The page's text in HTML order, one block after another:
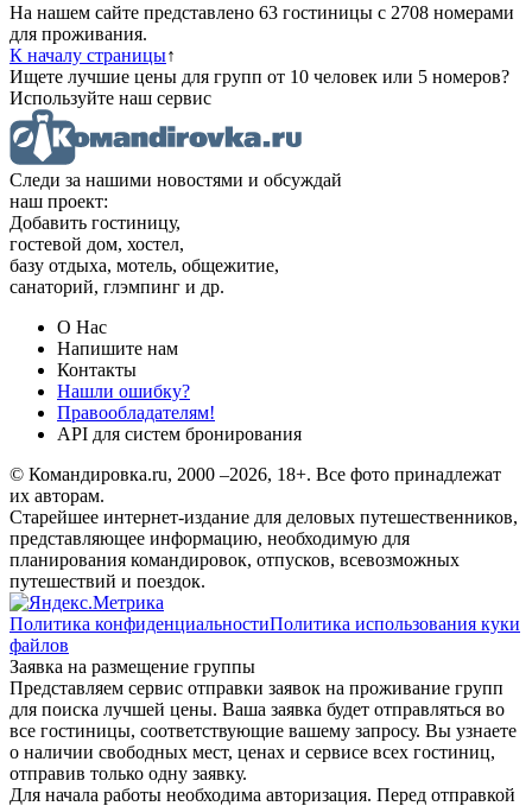
На нашем сайте представлено 63 гостиницы с 2708 номерами
для проживания.
К началу страницы↑
Ищете лучшие цены для групп от 10 человек или 5 номеров?
Используйте наш сервис
Следи за нашими новостями и обсуждай
наш проект:
Добавить гостиницу,
гостевой дом, хостел,
базу отдыха, мотель, общежитие,
санаторий, глэмпинг и др.
О Нас
Напишите нам
Контакты
Нашли ошибку?
Правообладателям!
API для систем бронирования
© Командировка.ru, 2000 –2026, 18+. Все фото принадлежат
их авторам.
Старейшее интернет-издание для деловых путешественников,
представляющее информацию, необходимую для
планирования командировок, отпусков, всевозможных
путешествий и поездок.
Политика конфиденциальностиПолитика использования куки
файлов
Заявка на размещение группы
Представляем сервис отправки заявок на проживание групп
для поиска лучшей цены. Ваша заявка будет отправляться во
все гостиницы, соответствующие вашему запросу. Вы узнаете
о наличии свободных мест, ценах и сервисе всех гостиниц,
отправив только одну заявку.
Для начала работы необходима авторизация. Перед отправкой